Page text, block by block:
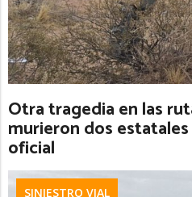
Otra tragedia en las
murieron dos
oficial
SINIESTRO VIAL